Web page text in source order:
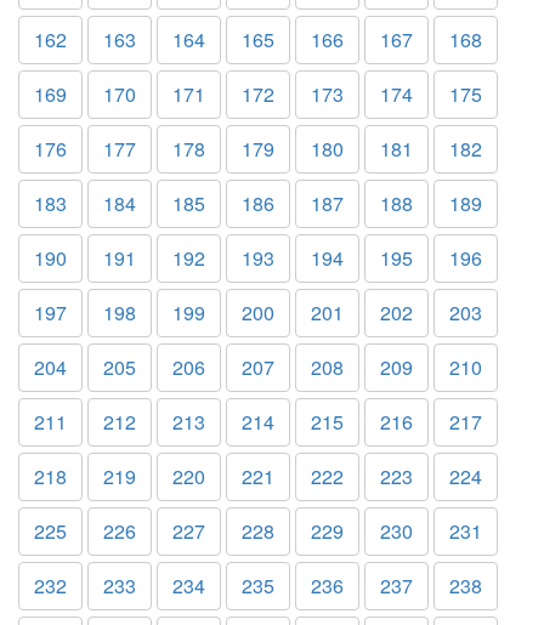
162
163 164 165 166 167
168
169
170 171 172 173 174
175
176
177 178 179 180 181
182
183
184 185 186 187 188
189
190
191 192 193 194 195
196
197
198 199 200 201 202
203
204
205 206 207 208 209
210
211
212 213 214 215 216
217
218
219 220 221 222 223
224
225
226 227 228 229 230
231
232
233 234 235 236 237
238